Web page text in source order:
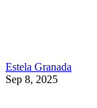
Estela Granada
Sep 8, 2025